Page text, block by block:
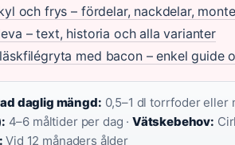
och frys – fördelar, nackdelar,
– text, historia och alla varianter
med bacon – enkel guide
daglig mängd: 0,5–1 dl torrfoder eller
4–6 måltider per dag · Vätskebehov:
Vid 12 månaders ålder